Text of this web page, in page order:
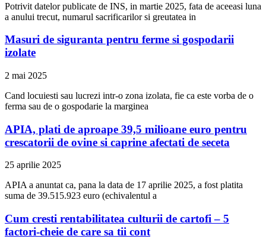
Potrivit datelor publicate de INS, in martie 2025, fata de aceeasi luna
a anului trecut, numarul sacrificarilor si greutatea in
Masuri de siguranta pentru ferme si gospodarii
izolate
2 mai 2025
Cand locuiesti sau lucrezi intr-o zona izolata, fie ca este vorba de o
ferma sau de o gospodarie la marginea
APIA, plati de aproape 39,5 milioane euro pentru
crescatorii de ovine si caprine afectati de seceta
25 aprilie 2025
APIA a anuntat ca, pana la data de 17 aprilie 2025, a fost platita
suma de 39.515.923 euro (echivalentul a
Cum cresti rentabilitatea culturii de cartofi – 5
factori-cheie de care sa tii cont